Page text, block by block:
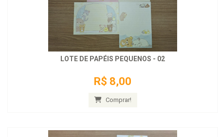
LOTE DE PAPÉIS PEQUENOS - 02
R$ 8,00
Comprar!